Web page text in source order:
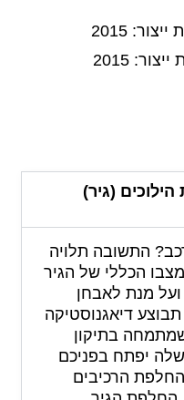
(גיר)
התשובה תלויה
מצבו הכללי של הגיר
מנת לאבחן
דיאגנוסטיקה
בתיקון
שלה יפתח בפניכם
הרכיבים